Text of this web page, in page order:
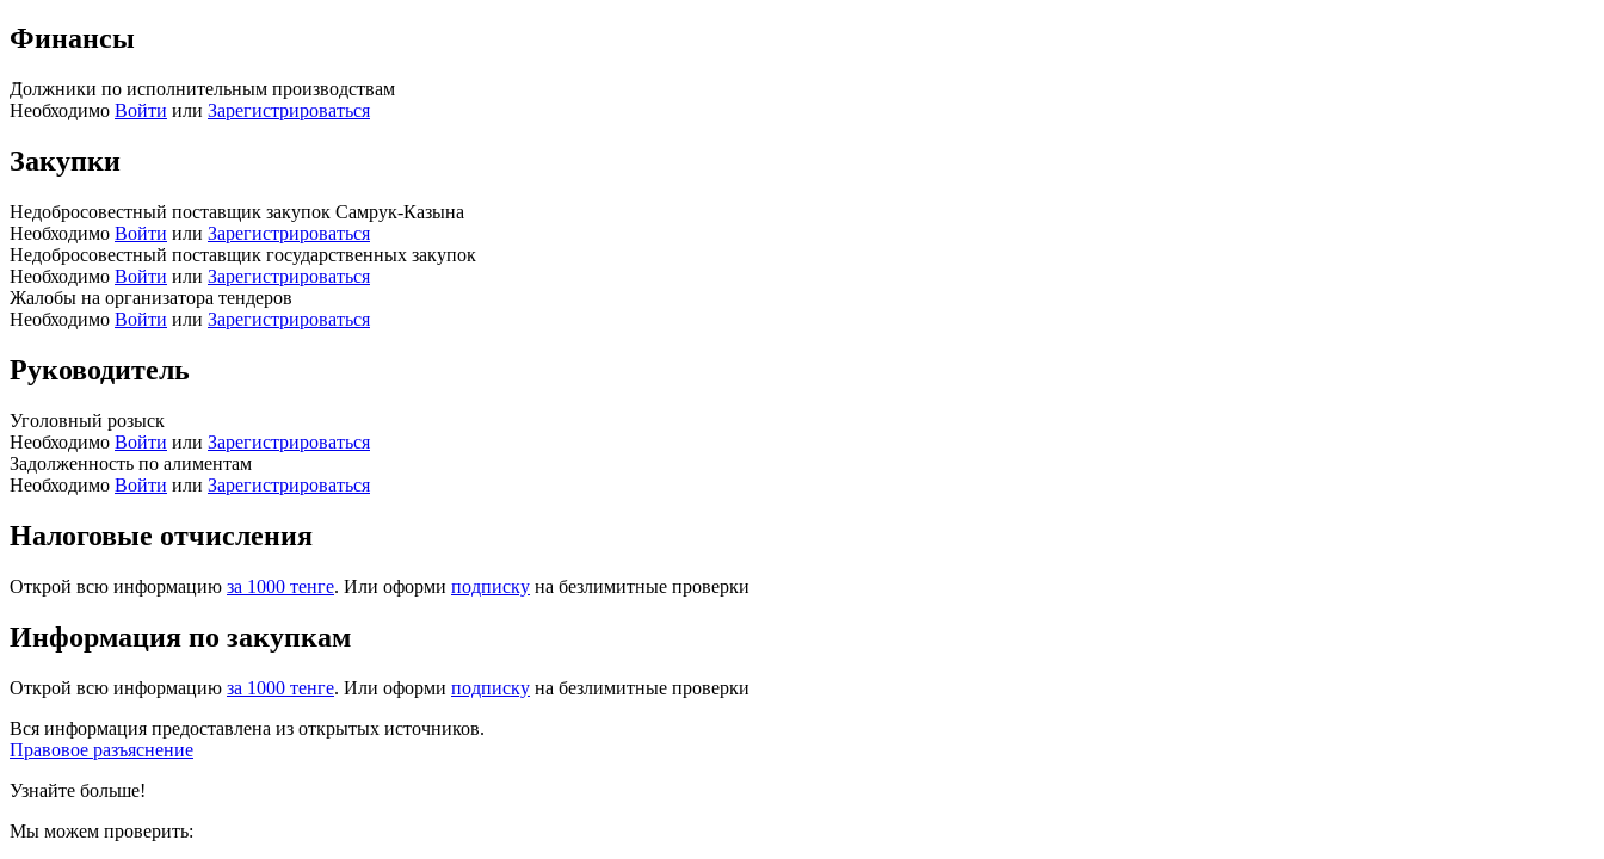
Финансы
Должники по исполнительным производствам
Необходимо Войти или Зарегистрироваться
Закупки
Недобросовестный поставщик закупок Самрук-Казына
Необходимо Войти или Зарегистрироваться
Недобросовестный поставщик государственных закупок
Необходимо Войти или Зарегистрироваться
Жалобы на организатора тендеров
Необходимо Войти или Зарегистрироваться
Руководитель
Уголовный розыск
Необходимо Войти или Зарегистрироваться
Задолженность по алиментам
Необходимо Войти или Зарегистрироваться
Налоговые отчисления
Открой всю информацию за 1000 тенге. Или оформи подписку на безлимитные проверки
Информация по закупкам
Открой всю информацию за 1000 тенге. Или оформи подписку на безлимитные проверки
Вся информация предоставлена из открытых источников.
Правовое разъяснение
Узнайте больше!
Мы можем проверить: